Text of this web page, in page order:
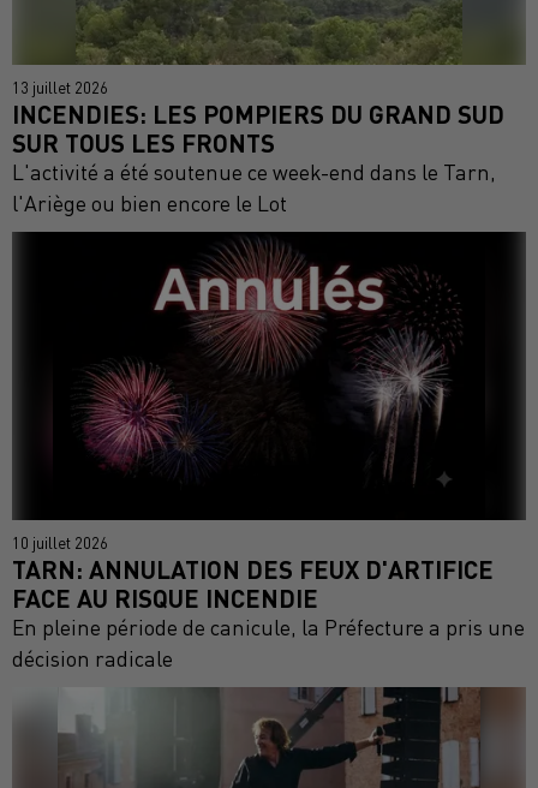
13 juillet 2026
INCENDIES: LES POMPIERS DU GRAND SUD
SUR TOUS LES FRONTS
L'activité a été soutenue ce week-end dans le Tarn,
l'Ariège ou bien encore le Lot
10 juillet 2026
TARN: ANNULATION DES FEUX D'ARTIFICE
FACE AU RISQUE INCENDIE
En pleine période de canicule, la Préfecture a pris une
décision radicale